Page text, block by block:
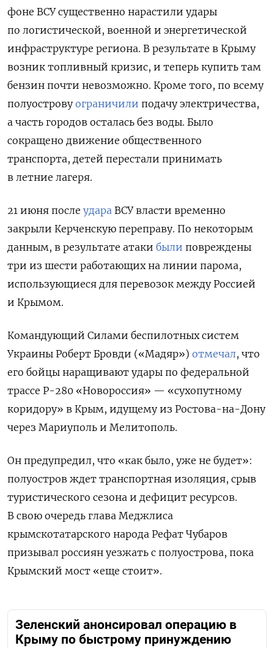
фоне ВСУ существенно нарастили удары
по логистической, военной и энергетической
инфраструктуре региона. В результате в Крыму
возник топливный кризис, и теперь купить там
бензин почти невозможно. Кроме того, по всему
полуострову ограничили подачу электричества,
а часть городов осталась без воды. Было
сокращено движение общественного
транспорта, детей перестали принимать
в летние лагеря.
21 июня после удара ВСУ власти временно
закрыли Керченскую переправу. По некоторым
данным, в результате атаки были повреждены
три из шести работающих на линии парома,
использующиеся для перевозок между Россией
и Крымом.
Командующий Силами беспилотных систем
Украины Роберт Бровди («Мадяр») отмечал, что
его бойцы наращивают удары по федеральной
трассе Р-280 «Новороссия» — «сухопутному
коридору» в Крым, идущему из Ростова-на-Дону
через Мариуполь и Мелитополь.
Он предупредил, что «как было, уже не будет»:
полуостров ждет транспортная изоляция, срыв
туристического сезона и дефицит ресурсов.
В свою очередь глава Меджлиса
крымскотатарского народа Рефат Чубаров
призывал россиян уезжать с полуострова, пока
Крымский мост «еще стоит».
Зеленский анонсировал операцию в
Крыму по быстрому принуждению